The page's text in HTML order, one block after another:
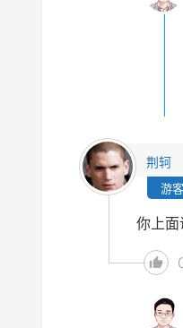
荆轲
游客
你上面